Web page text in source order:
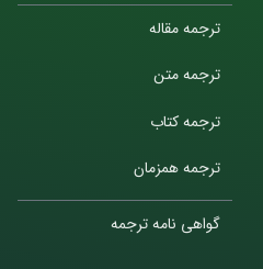
ترجمه مقاله
ترجمه متن
ترجمه کتاب
ترجمه همزمان
گواهی نامه ترجمه